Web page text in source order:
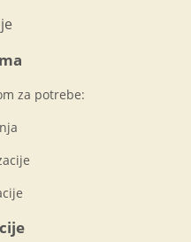
za potrebe: